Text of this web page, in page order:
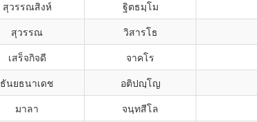
สุวรรณสิงห์ ฐิตธมฺโม
สุวรรณ วิสารโธ
เสร็จกิจดี จาคโร
ธันยธนาเดช อติปญฺโญ
มาลา จนฺทสีโล